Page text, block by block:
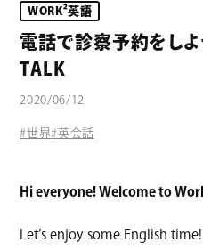
ビジネスサポート
コラム
WORK²英語
電話で診察予約をしよ
TALK
2020/06/12
#世界#英会話
Hi everyone! Welcome to
Let’s enjoy some English time!